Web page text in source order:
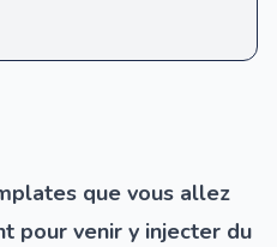
que vous allez
pour venir y injecter du